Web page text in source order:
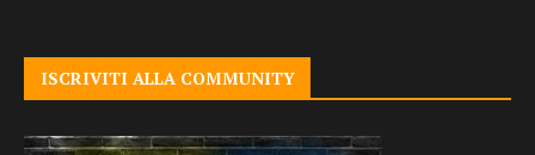
ISCRIVITI ALLA COMMUNITY